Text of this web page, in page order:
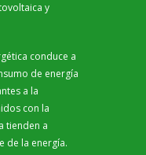
y
conduce a
de energía
a la
con la
tienden a
de la energía.